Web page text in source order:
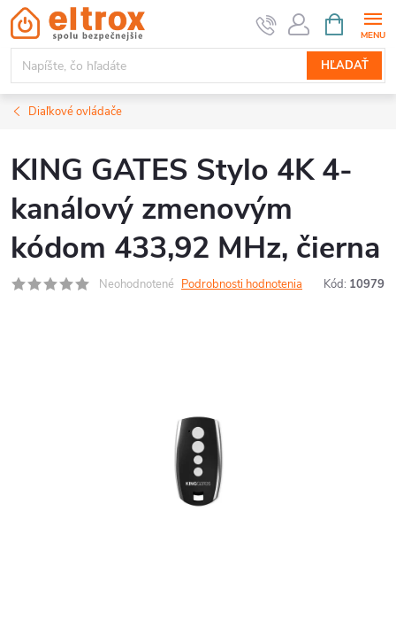
Prejsť
na
obsah
HĽADAŤ
KOŠÍK
Diaľkové ovládače
KING GATES Stylo 4K 4-
kanálový zmenovým
kódom 433,92 MHz, čierna
Neohodnotené Podrobnosti hodnotenia Kód: 10979